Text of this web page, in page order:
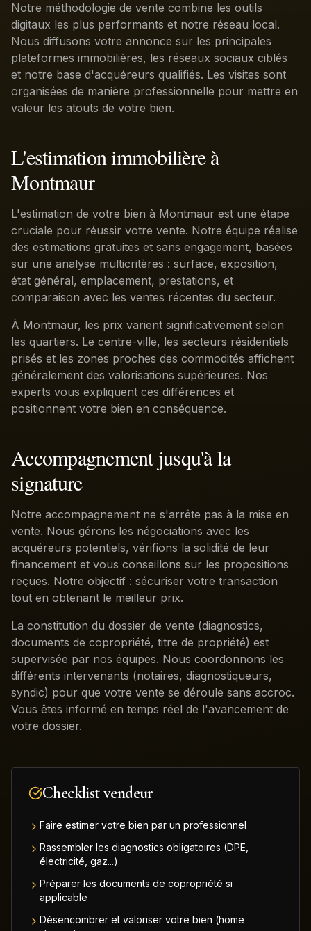
Notre méthodologie de vente combine les outils
digitaux les plus performants et notre réseau local.
Nous diffusons votre annonce sur les principales
plateformes immobilières, les réseaux sociaux ciblés
et notre base d'acquéreurs qualifiés. Les visites sont
organisées de manière professionnelle pour mettre en
valeur les atouts de votre bien.
L'estimation immobilière à
Montmaur
L'estimation de votre bien à Montmaur est une étape
cruciale pour réussir votre vente. Notre équipe réalise
des estimations gratuites et sans engagement, basées
sur une analyse multicritères : surface, exposition,
état général, emplacement, prestations, et
comparaison avec les ventes récentes du secteur.
À Montmaur, les prix varient significativement selon
les quartiers. Le centre-ville, les secteurs résidentiels
prisés et les zones proches des commodités affichent
généralement des valorisations supérieures. Nos
experts vous expliquent ces différences et
positionnent votre bien en conséquence.
Accompagnement jusqu'à la
signature
Notre accompagnement ne s'arrête pas à la mise en
vente. Nous gérons les négociations avec les
acquéreurs potentiels, vérifions la solidité de leur
financement et vous conseillons sur les propositions
reçues. Notre objectif : sécuriser votre transaction
tout en obtenant le meilleur prix.
La constitution du dossier de vente (diagnostics,
documents de copropriété, titre de propriété) est
supervisée par nos équipes. Nous coordonnons les
différents intervenants (notaires, diagnostiqueurs,
syndic) pour que votre vente se déroule sans accroc.
Vous êtes informé en temps réel de l'avancement de
votre dossier.
Checklist vendeur
Faire estimer votre bien par un professionnel
Rassembler les diagnostics obligatoires (DPE,
électricité, gaz...)
Préparer les documents de copropriété si
applicable
Désencombrer et valoriser votre bien (home